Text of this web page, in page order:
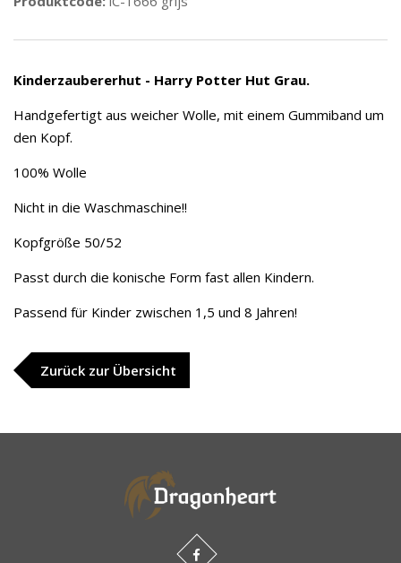
Kinderzaubererhut - Harry Potter Hut Grau.
Handgefertigt aus weicher Wolle, mit einem Gummiband um
den Kopf.
100% Wolle
Nicht in die Waschmaschine!!
Kopfgröße 50/52
Passt durch die konische Form fast allen Kindern.
Passend für Kinder zwischen 1,5 und 8 Jahren!
Zurück zur Übersicht